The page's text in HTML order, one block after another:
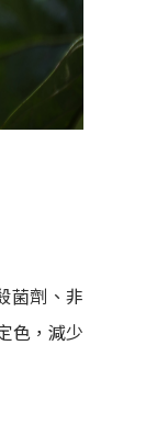
菌劑、非
色，減少